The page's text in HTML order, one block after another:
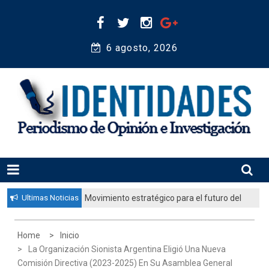
6 agosto, 2026
IDENTIDADES
Periodismo de Opinión e Investigación
Ultimas Noticias
Movimiento estratégico para el futuro del
diáspora”
Home
Inicio
La Organización Sionista Argentina Eligió Una Nueva
Comisión Directiva (2023-2025) En Su Asamblea General